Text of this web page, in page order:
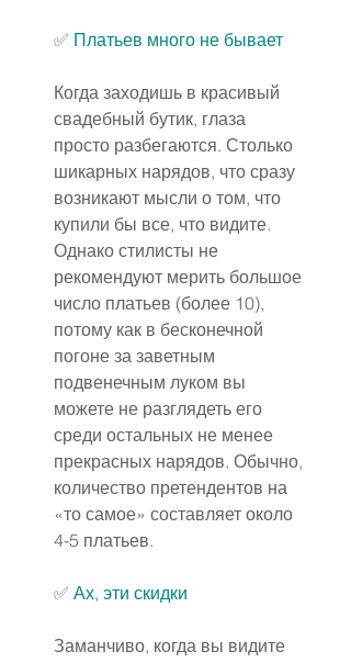
✅ Платьев много не бывает
Когда заходишь в красивый
свадебный бутик, глаза
просто разбегаются. Столько
шикарных нарядов, что сразу
возникают мысли о том, что
купили бы все, что видите.
Однако стилисты не
рекомендуют мерить большое
число платьев (более 10),
потому как в бесконечной
погоне за заветным
подвенечным луком вы
можете не разглядеть его
среди остальных не менее
прекрасных нарядов. Обычно,
количество претендентов на
«то самое» составляет около
4-5 платьев.
✅ Ах, эти скидки
Заманчиво, когда вы видите